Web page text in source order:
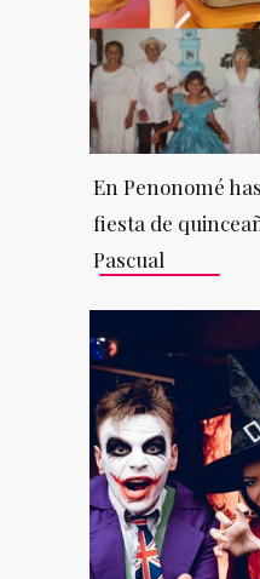
En Penonomé
fiesta de
Pascual